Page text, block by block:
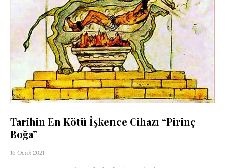
Tarihin En Kötü İşkence Cihazı “Pirinç
Boğa”
16 Ocak 2021